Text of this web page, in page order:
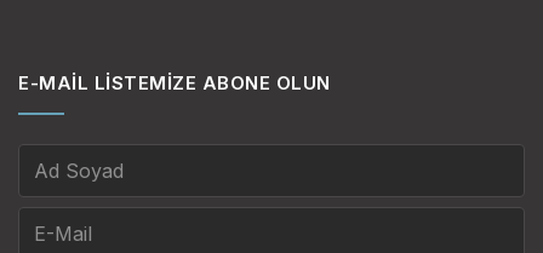
E-MAIL LISTEMIZE ABONE OLUN